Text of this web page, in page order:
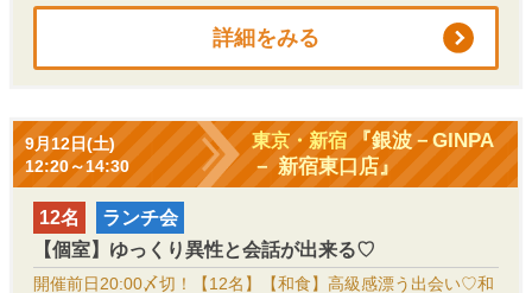
詳細をみる
9月12日(土)
12:20～14:30
東京・新宿『銀波－GINPA
－ 新宿東口店』
12名
ランチ会
【個室】ゆっくり異性と会話が出来る♡
開催前日20:00〆切！【12名】【和食】高級感漂う出会い♡和